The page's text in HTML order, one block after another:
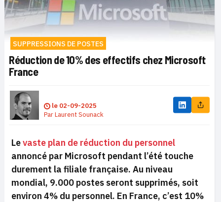
SUPPRESSIONS DE POSTES
Réduction de 10% des effectifs chez Microsoft
France
le 02-09-2025
ParLaurent Sounack
Levaste plan de réduction du personnel
annoncé par Microsoft pendant l’été touche
durement la filiale française. Au niveau
mondial, 9.000 postes seront supprimés, soit
environ 4% du personnel. En France, c’est 10%